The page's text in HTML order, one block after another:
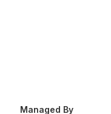
Managed By